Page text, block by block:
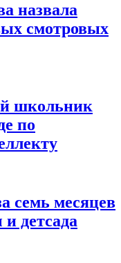
назвала
смотровых
школьник
по
семь месяцев
детсада